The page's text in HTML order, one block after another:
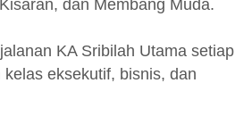
dan Membang Muda.
KA Sribilah Utama setiap
eksekutif, bisnis, dan